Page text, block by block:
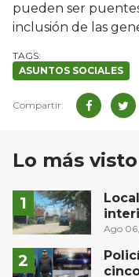
pueden ser
inclusión de las
ASUNTOS SOCIALES
Lo más visto
Ago